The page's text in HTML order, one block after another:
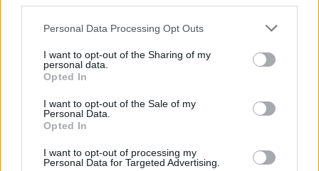
Personal Data Processing Opt Outs
I want to opt-out of the Sharing of my
personal data.
Opted In
I want to opt-out of the Sale of my
Personal Data.
Opted In
I want to opt-out of processing my
Personal Data for Targeted Advertising.